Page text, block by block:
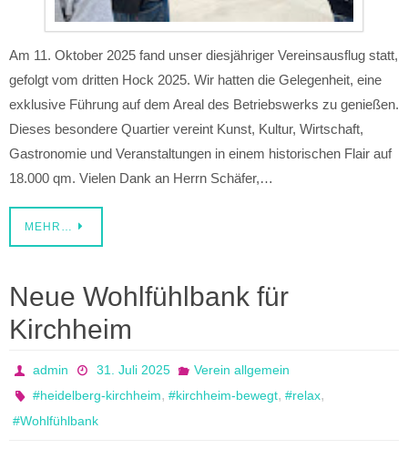
Am 11. Oktober 2025 fand unser diesjähriger Vereinsausflug statt,
gefolgt vom dritten Hock 2025. Wir hatten die Gelegenheit, eine
exklusive Führung auf dem Areal des Betriebswerks zu genießen.
Dieses besondere Quartier vereint Kunst, Kultur, Wirtschaft,
Gastronomie und Veranstaltungen in einem historischen Flair auf
18.000 qm. Vielen Dank an Herrn Schäfer,…
MEHR…
Neue Wohlfühlbank für
Kirchheim
admin 31. Juli 2025
Verein allgemein
#heidelberg-kirchheim,#kirchheim-bewegt,#relax,
#Wohlfühlbank